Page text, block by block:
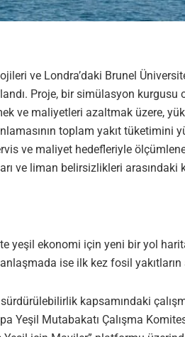
ve Londra’daki Brunel
Proje, bir simülasyon
ve maliyetleri azaltmak üzere,
toplam yakıt tüketimini
ve maliyet hedefleriyle
ve liman belirsizlikleri
yeşil ekonomi için yeni bir yol
ise ilk kez fosil yakıtların
kapsamındaki
Yeşil Mutabakatı Çalışma